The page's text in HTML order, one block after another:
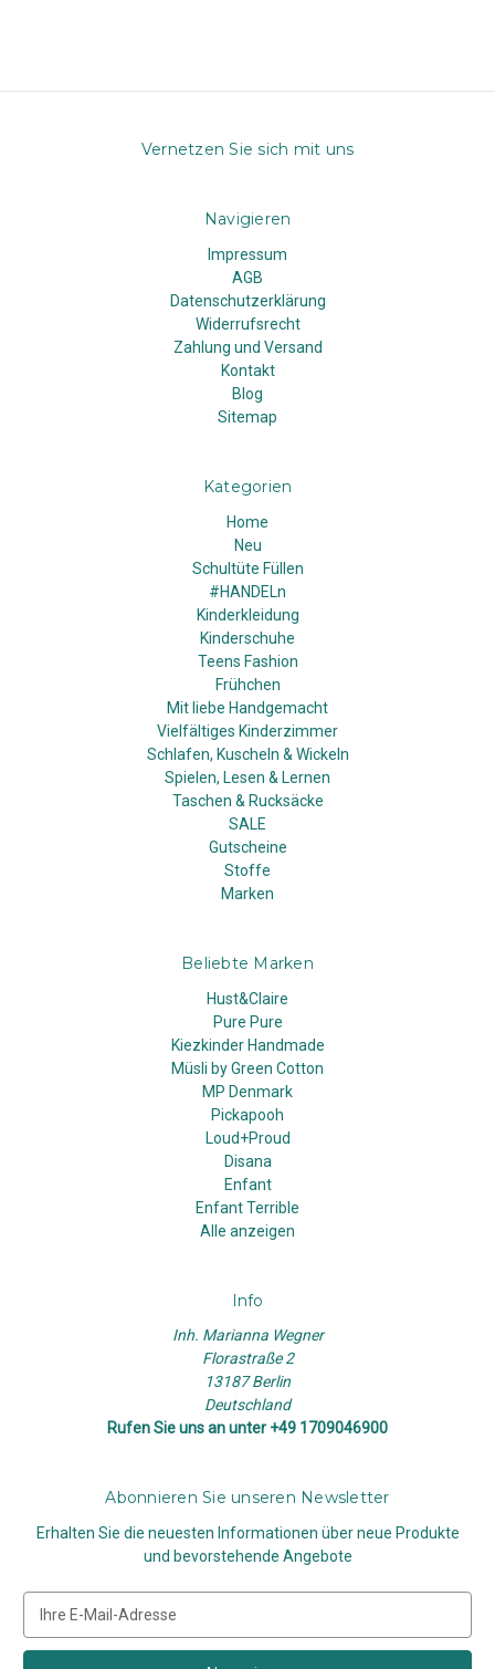
Vernetzen Sie sich mit uns
Navigieren
Impressum
AGB
Datenschutzerklärung
Widerrufsrecht
Zahlung und Versand
Kontakt
Blog
Sitemap
Kategorien
Home
Neu
Schultüte Füllen
#HANDELn
Kinderkleidung
Kinderschuhe
Teens Fashion
Frühchen
Mit liebe Handgemacht
Vielfältiges Kinderzimmer
Schlafen, Kuscheln & Wickeln
Spielen, Lesen & Lernen
Taschen & Rucksäcke
SALE
Gutscheine
Stoffe
Marken
Beliebte Marken
Hust&Claire
Pure Pure
Kiezkinder Handmade
Müsli by Green Cotton
MP Denmark
Pickapooh
Loud+Proud
Disana
Enfant
Enfant Terrible
Alle anzeigen
Info
Inh. Marianna Wegner
Florastraße 2
13187 Berlin
Deutschland
Rufen Sie uns an unter +49 1709046900
Abonnieren Sie unseren Newsletter
Erhalten Sie die neuesten Informationen über neue Produkte
und bevorstehende Angebote
M